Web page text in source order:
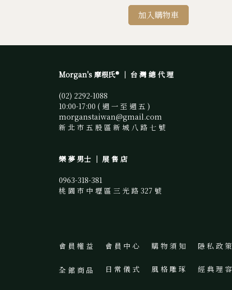
加入購物車
Morgan's 摩根氏® ｜ 台 灣 總 代 理
(02) 2292-1088
10:00-17:00 ( 週 一 至 週 五 )
morganstaiwan@gmail.com
新 北 市 五 股 區 新 城 八 路 七 號
樂 夢 男士 ｜ 展 售 店
0963-318-381
桃 園 市 中 壢 區 三 光 路 327 號
會 員 權 益 會 員 中 心 購 物 須 知 隱 私 政 策
全 館 商 品 日 常 儀 式 風 格 雕 琢 經 典 理 容